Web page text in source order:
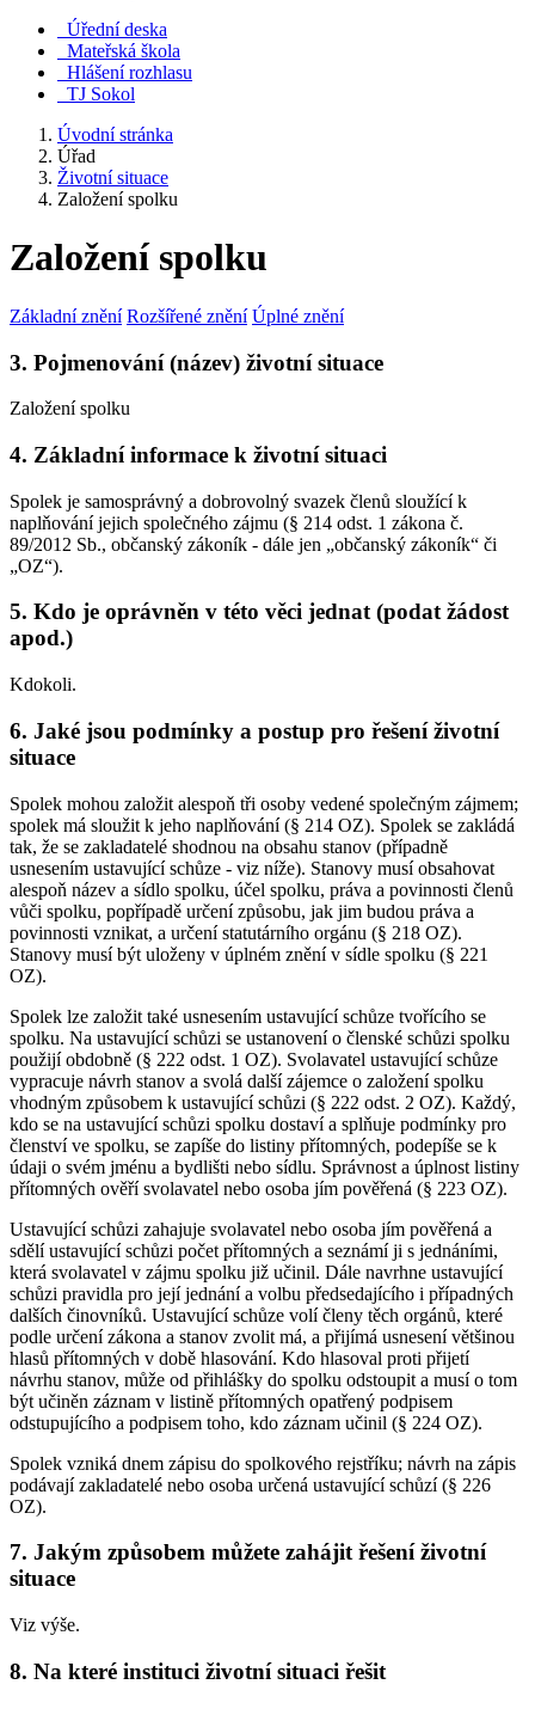
Úřední deska
Mateřská škola
Hlášení rozhlasu
TJ Sokol
Úvodní stránka
Úřad
Životní situace
Založení spolku
Založení spolku
Základní znění Rozšířené znění Úplné znění
3. Pojmenování (název) životní situace
Založení spolku
4. Základní informace k životní situaci
Spolek je samosprávný a dobrovolný svazek členů sloužící k
naplňování jejich společného zájmu (§ 214 odst. 1 zákona č.
89/2012 Sb., občanský zákoník - dále jen „občanský zákoník“ či
„OZ“).
5. Kdo je oprávněn v této věci jednat (podat žádost
apod.)
Kdokoli.
6. Jaké jsou podmínky a postup pro řešení životní
situace
Spolek mohou založit alespoň tři osoby vedené společným zájmem;
spolek má sloužit k jeho naplňování (§ 214 OZ). Spolek se zakládá
tak, že se zakladatelé shodnou na obsahu stanov (případně
usnesením ustavující schůze - viz níže). Stanovy musí obsahovat
alespoň název a sídlo spolku, účel spolku, práva a povinnosti členů
vůči spolku, popřípadě určení způsobu, jak jim budou práva a
povinnosti vznikat, a určení statutárního orgánu (§ 218 OZ).
Stanovy musí být uloženy v úplném znění v sídle spolku (§ 221
OZ).
Spolek lze založit také usnesením ustavující schůze tvořícího se
spolku. Na ustavující schůzi se ustanovení o členské schůzi spolku
použijí obdobně (§ 222 odst. 1 OZ). Svolavatel ustavující schůze
vypracuje návrh stanov a svolá další zájemce o založení spolku
vhodným způsobem k ustavující schůzi (§ 222 odst. 2 OZ). Každý,
kdo se na ustavující schůzi spolku dostaví a splňuje podmínky pro
členství ve spolku, se zapíše do listiny přítomných, podepíše se k
údaji o svém jménu a bydlišti nebo sídlu. Správnost a úplnost listiny
přítomných ověří svolavatel nebo osoba jím pověřená (§ 223 OZ).
Ustavující schůzi zahajuje svolavatel nebo osoba jím pověřená a
sdělí ustavující schůzi počet přítomných a seznámí ji s jednáními,
která svolavatel v zájmu spolku již učinil. Dále navrhne ustavující
schůzi pravidla pro její jednání a volbu předsedajícího i případných
dalších činovníků. Ustavující schůze volí členy těch orgánů, které
podle určení zákona a stanov zvolit má, a přijímá usnesení většinou
hlasů přítomných v době hlasování. Kdo hlasoval proti přijetí
návrhu stanov, může od přihlášky do spolku odstoupit a musí o tom
být učiněn záznam v listině přítomných opatřený podpisem
odstupujícího a podpisem toho, kdo záznam učinil (§ 224 OZ).
Spolek vzniká dnem zápisu do spolkového rejstříku; návrh na zápis
podávají zakladatelé nebo osoba určená ustavující schůzí (§ 226
OZ).
7. Jakým způsobem můžete zahájit řešení životní
situace
Viz výše.
8. Na které instituci životní situaci řešit